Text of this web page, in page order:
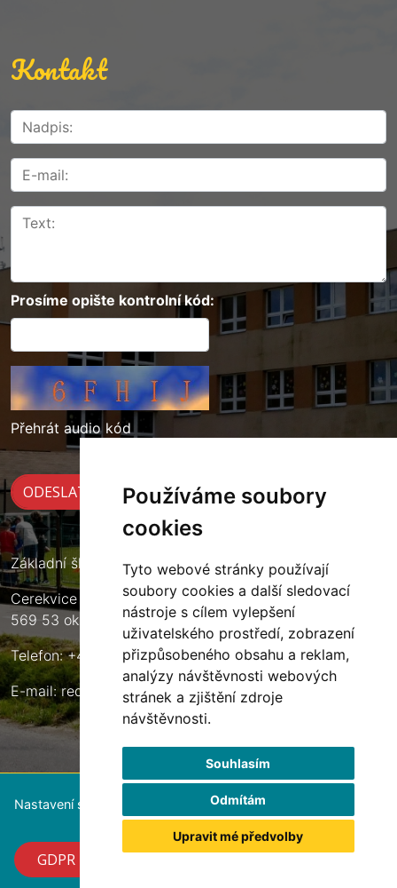
Používáme soubory
cookies
Tyto webové stránky používají
soubory cookies a další sledovací
nástroje s cílem vylepšení
uživatelského prostředí, zobrazení
přizpůsobeného obsahu a reklam,
analýzy návštěvnosti webových
stránek a zjištění zdroje
návštěvnosti.
Souhlasím
Odmítám
Upravit mé předvolby
Kontakt
Prosíme opište kontrolní kód:
Přehrát audio kód
Základní škola Cerekvice nad Loučnou
Cerekvice nad Loučnou 135
569 53 okres Svitavy
Telefon: +420 461 633 140
E-mail:reditel@zscerekvice.cz
Nastavení souborů cookie
GDPR